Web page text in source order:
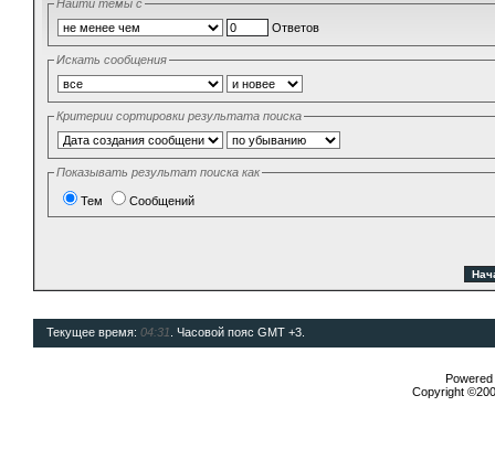
Найти темы с
Ответов
Искать сообщения
Критерии сортировки результата поиска
Показывать результат поиска как
Тем Сообщений
Текущее время: 04:31 . Часовой пояс GMT +3.
Copyright